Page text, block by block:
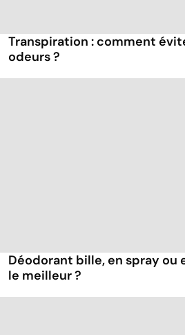
Transpiration : comment
odeurs ?
Déodorant bille, en spray ou
le meilleur ?